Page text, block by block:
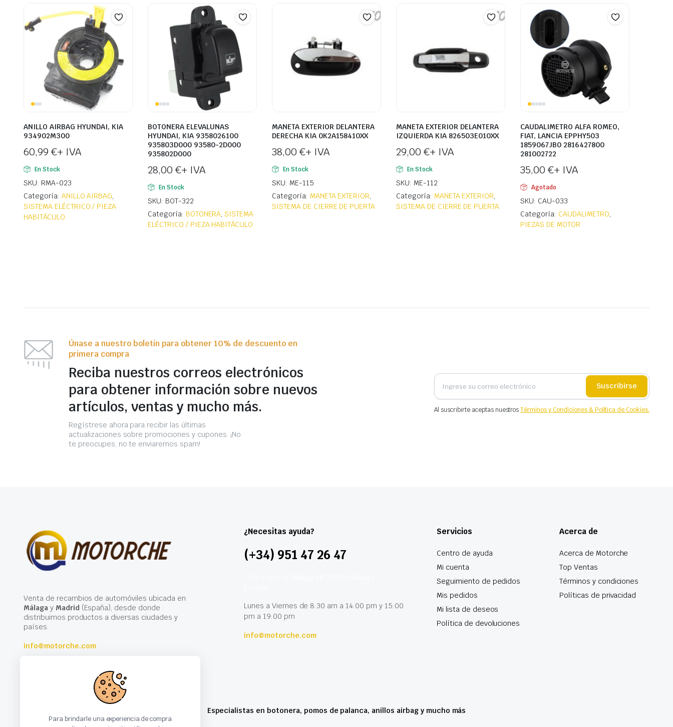
ANILLO AIRBAG HYUNDAI, KIA
934902M300
60,99 €+ IVA
En Stock
SKU: RMA-023
Categoría: ANILLO AIRBAG,
SISTEMA ELÉCTRICO / PIEZA
HABITÁCULO
BOTONERA ELEVALUNAS
HYUNDAI, KIA 9358026100
935803D000 93580-2D000
935802D000
28,00 €+ IVA
En Stock
SKU: BOT-322
Categoría: BOTONERA,SISTEMA
ELÉCTRICO / PIEZA HABITÁCULO
MANETA EXTERIOR DELANTERA
DERECHA KIA 0K2A158410XX
38,00 €+ IVA
En Stock
SKU: ME-115
Categoría: MANETA EXTERIOR,
SISTEMA DE CIERRE DE PUERTA
MANETA EXTERIOR DELANTERA
IZQUIERDA KIA 826503E010XX
29,00 €+ IVA
En Stock
SKU: ME-112
Categoría: MANETA EXTERIOR,
SISTEMA DE CIERRE DE PUERTA
CAUDALIMETRO ALFA ROMEO,
FIAT, LANCIA EPPHY503
1859067JB0 2816427800
281002722
35,00 €+ IVA
Agotado
SKU: CAU-033
Categoría: CAUDALIMETRO,
PIEZAS DE MOTOR
Únase a nuestro boletín para obtener 10% de descuento en
primera compra
Reciba nuestros correos electrónicos
para obtener información sobre nuevos
artículos, ventas y mucho más.
Regístrese ahora para recibir las últimas
actualizaciones sobre promociones y cupones. ¡No
te preocupes, no te enviaremos spam!
Suscribirse
Al suscribirte aceptas nuestrosTérminos y Condiciones & Política de Cookies.
Venta de recambios de automóviles ubicada en
Málagay Madrid(España), desde donde
distribuimos productos a diversas ciudades y
países.
info@motorche.com
¿Necesitas ayuda?
(+34) 951 47 26 47
Lunes a Viernes de 8:30 am a 14:00 pm y 15:00
pm a 19:00 pm
info@motorche.com
Servicios
Centro de ayuda
Mi cuenta
Seguimiento de pedidos
Mis pedidos
Mi lista de deseos
Política de devoluciones
Acerca de
Acerca de Motorche
Top Ventas
Términos y condiciones
Políticas de privacidad
Especialistas en botonera, pomos de palanca, anillos airbag y mucho más
Para brindarle una experiencia de compra